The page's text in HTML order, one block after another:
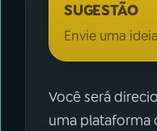
SUGESTÃO
Envie uma
Você será
uma plataforma